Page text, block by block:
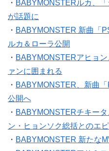
が話題に
・BABYMONSTER 新曲「
ルカ＆ローラ公開
・BABYMONSTERアヒョン
ァンに囲まれる
・BABYMONSTER、新曲「
公開へ
・BABYMONSTERチキータ
ン・ヒョンソク総括とのエ
・BABYMONSTER 新たな
BABYMONSTERアサ＆ロ